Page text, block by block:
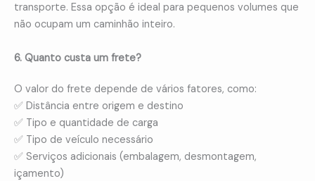
transporte. Essa opção é ideal para pequenos volumes que
não ocupam um caminhão inteiro.
6. Quanto custa um frete?
O valor do frete depende de vários fatores, como:
✅ Distância entre origem e destino
✅ Tipo e quantidade de carga
✅ Tipo de veículo necessário
✅ Serviços adicionais (embalagem, desmontagem,
içamento)